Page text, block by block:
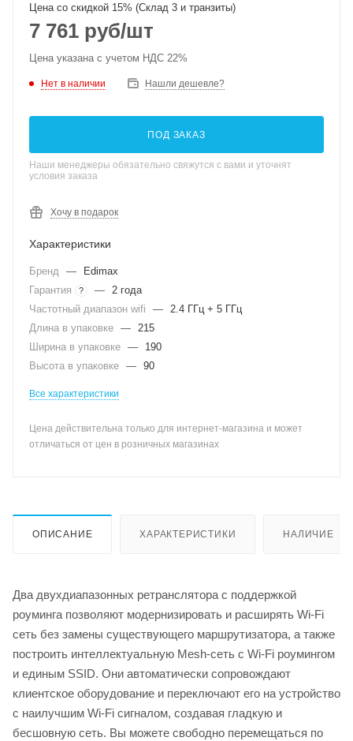
Цена со скидкой 15% (Склад 3 и транзиты)
7 761 руб/шт
Цена указана с учетом НДС 22%
Нет в наличии Нашли дешевле?
ПОД ЗАКАЗ
Наши менеджеры обязательно свяжутся с вами и уточнят
условия заказа
Хочу в подарок
Характеристики
Бренд —
Edimax
Гарантия
? — 2 года
Частотный диапазон wifi
— 2.4 ГГц + 5 ГГц
Длина в упаковке — 215
Ширина в упаковке —
190
Высота в упаковке — 90
Все характеристики
Цена действительна только для интернет-магазина и может
отличаться от цен в розничных магазинах
ОПИСАНИЕ ХАРАКТЕРИСТИКИ НАЛИЧИЕ
Два двухдиапазонных ретранслятора с поддержкой
роуминга позволяют модернизировать и расширять Wi-Fi
сеть без замены существующего маршрутизатора, а также
построить интеллектуальную Mesh-сеть с Wi-Fi роумингом
и единым SSID. Они автоматически сопровождают
клиентское оборудование и переключают его на устройство
с наилучшим Wi-Fi сигналом, создавая гладкую и
бесшовную сеть. Вы можете свободно перемещаться по